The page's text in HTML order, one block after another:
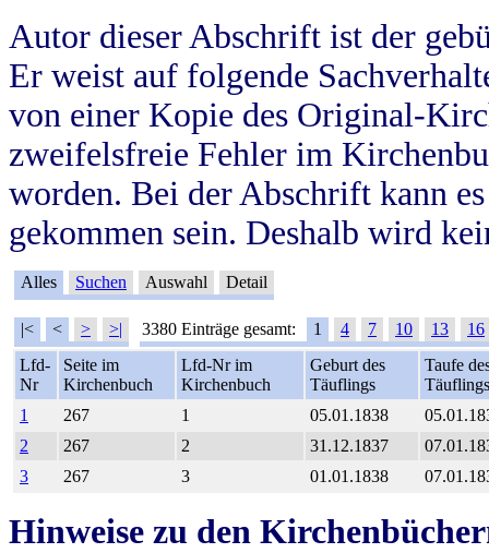
Autor dieser Abschrift ist der
Er weist auf folgende
von einer Kopie des Original-
zweifelsfreie Fehler im
worden. Bei der Abschrift kann
gekommen sein. Deshalb wird
Alles Suchen Auswahl Detail
|< < > >| 3380 Einträge gesamt: 1 4 7 10 13
16
Lfd-
Nr
Seite im
Kirchenbuch
Lfd-Nr im
Kirchenbuch
Geburt des
Täuflings
Taufe
Täuflings
1
267 1 05.01.1838
2
267 2 31.12.1837
3
267 3 01.01.1838
Hinweise zu den